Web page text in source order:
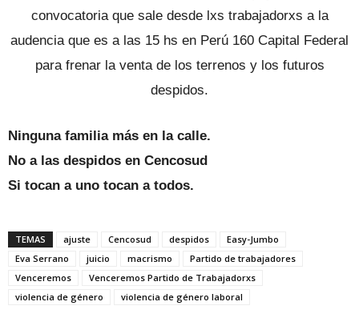
convocatoria que sale desde lxs trabajadorxs a la
audencia que es a las 15 hs en Perú 160 Capital Federal
para frenar la venta de los terrenos y los futuros
despidos.
Ninguna familia más en la calle.
No a las despidos en Cencosud
Si tocan a uno tocan a todos.
TEMAS ajuste Cencosud despidos
Easy-Jumbo
Eva Serrano
juicio macrismo
Partido de trabajadores
Venceremos
Venceremos Partido de Trabajadorxs
violencia de género
violencia de género laboral